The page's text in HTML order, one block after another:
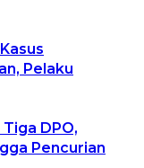
Pelaku
DPO,
Pencurian